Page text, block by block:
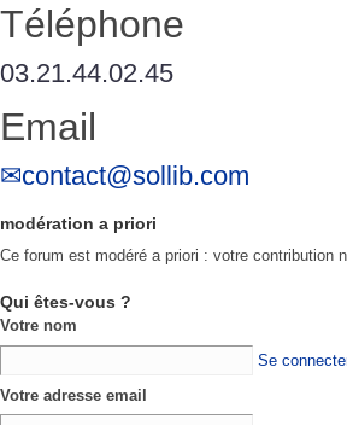
Téléphone
03.21.44.02.45
Email
contact@sollib.com
modération a priori
Ce forum est modéré a priori : votre contribution
Qui êtes-vous ?
Votre nom
Se
Votre adresse email